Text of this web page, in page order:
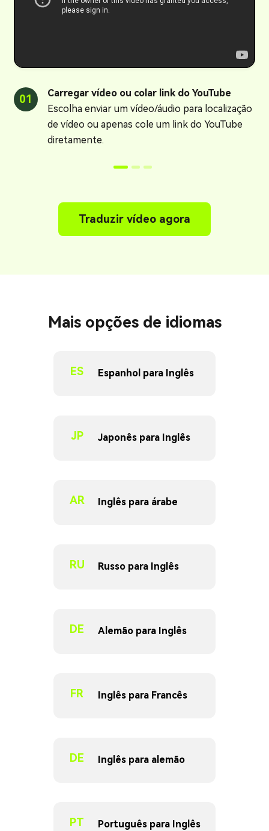
01
Carregar vídeo ou colar link do YouTube
Escolha enviar um vídeo/áudio para localização
de vídeo ou apenas cole um link do YouTube
diretamente.
Traduzir vídeo agora
Mais opções de idiomas
ES Espanhol para Inglês
JP Japonês para Inglês
AR Inglês para árabe
RU Russo para Inglês
DE Alemão para Inglês
FR Inglês para Francês
DE Inglês para alemão
PT Português para Inglês